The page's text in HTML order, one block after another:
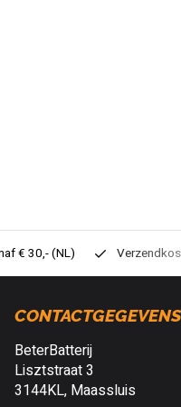
€ 30,- (NL)
CONTACTGEGEVENS
BeterBatterij
Lisztstraat 3
3144KL, Maassluis